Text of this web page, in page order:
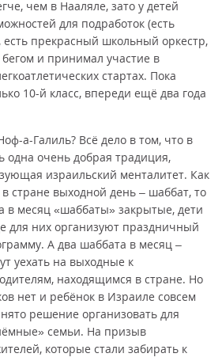
чем в Нааляле, зато у детей
для подработок (есть
есть прекрасный школьный оркестр,
и принимал участие в
стартах. Пока
10-й класс, впереди ещё два года
а-Галиль? Всё дело в том, что в
одна очень добрая традиция,
израильский менталитет. Как
стране выходной день – шаббат, то
в месяц «шаббаты» закрытые, дети
для них организуют праздничный
А два шаббата в месяц –
уехать на выходные к
находящимся в стране. Но
нет и ребёнок в Израиле совсем
решение организовать для
семьи. На призыв
которые стали забирать к